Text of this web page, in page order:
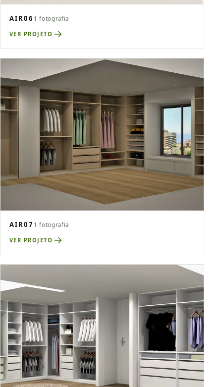
AIR06 1 fotografia
VER PROJETO
AIR07 1 fotografia
VER PROJETO